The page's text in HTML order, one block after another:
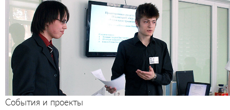
События и проекты